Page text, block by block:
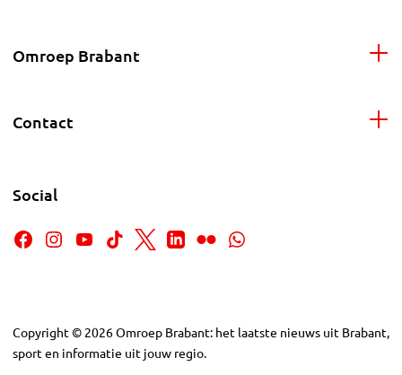
Omroep Brabant
Contact
Social
Copyright © 2026Omroep Brabant: het laatste nieuws uit Brabant,
sport en informatie uit jouw regio.